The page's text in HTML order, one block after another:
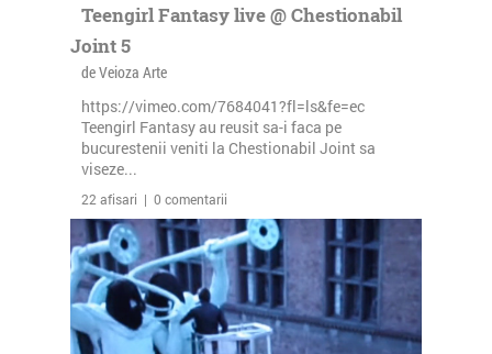
Teengirl Fantasy live @ Chestionabil
Joint 5
de Veioza Arte
https://vimeo.com/7684041?fl=ls&fe=ec
Teengirl Fantasy au reusit sa-i faca pe
bucurestenii veniti la Chestionabil Joint sa
viseze...
22 afisari | 0 comentarii